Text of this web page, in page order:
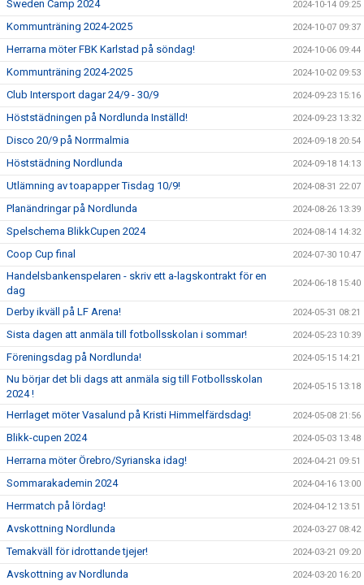
Sweden Camp 2024 2024-10-14 09:25
Kommunträning 2024-2025 2024-10-07 09:37
Herrarna möter FBK Karlstad på söndag! 2024-10-06 09:44
Kommunträning 2024-2025 2024-10-02 09:53
Club Intersport dagar 24/9 - 30/9 2024-09-23 15:16
Höststädningen på Nordlunda Inställd! 2024-09-23 13:32
Disco 20/9 på Norrmalmia 2024-09-18 20:54
Höststädning Nordlunda 2024-09-18 14:13
Utlämning av toapapper Tisdag 10/9! 2024-08-31 22:07
Planändringar på Nordlunda 2024-08-26 13:39
Spelschema BlikkCupen 2024 2024-08-14 14:32
Coop Cup final 2024-07-30 10:47
Handelsbankenspelaren - skriv ett a-lagskontrakt för en
dag
2024-06-18 15:40
Derby ikväll på LF Arena! 2024-05-31 08:21
Sista dagen att anmäla till fotbollsskolan i sommar! 2024-05-23 10:39
Föreningsdag på Nordlunda! 2024-05-15 14:21
Nu börjar det bli dags att anmäla sig till Fotbollsskolan
2024 !
2024-05-15 13:18
Herrlaget möter Vasalund på Kristi Himmelfärdsdag! 2024-05-08 21:56
Blikk-cupen 2024 2024-05-03 13:48
Herrarna möter Örebro/Syrianska idag! 2024-04-21 09:51
Sommarakademin 2024 2024-04-16 13:00
Herrmatch på lördag! 2024-04-12 13:51
Avskottning Nordlunda 2024-03-27 08:42
Temakväll för idrottande tjejer! 2024-03-21 09:20
Avskottning av Nordlunda 2024-03-20 16:20